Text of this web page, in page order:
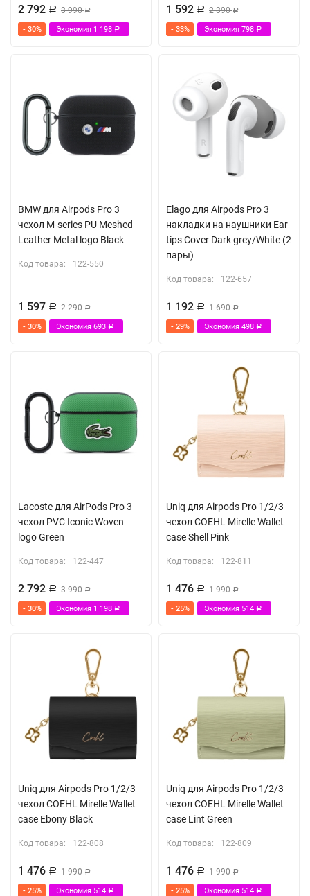
Карабин для ношения
2 792 Р 3 990Р
- 30% Экономия 1 198 Р
1 592 Р 2 390Р
- 33% Экономия 798 Р
BMW для Airpods Pro 3
чехол M-series PU Meshed
Leather Metal logo Black
Код товара: 122-550
1 597 Р 2 290Р
- 30% Экономия 693 Р
Elago для Airpods Pro 3
накладки на наушники Ear
tips Cover Dark grey/White (2
пары)
Код товара: 122-657
1 192 Р 1 690Р
- 29% Экономия 498 Р
Lacoste для AirPods Pro 3
чехол PVC Iconic Woven
logo Green
Код товара: 122-447
2 792 Р 3 990Р
- 30% Экономия 1 198 Р
Uniq для Airpods Pro 1/2/3
чехол COEHL Mirelle Wallet
case Shell Pink
Код товара: 122-811
1 476 Р 1 990Р
- 25% Экономия 514 Р
Uniq для Airpods Pro 1/2/3
чехол COEHL Mirelle Wallet
case Ebony Black
Код товара: 122-808
1 476 Р 1 990Р
- 25% Экономия 514 Р
Uniq для Airpods Pro 1/2/3
чехол COEHL Mirelle Wallet
case Lint Green
Код товара: 122-809
1 476 Р 1 990Р
- 25% Экономия 514 Р